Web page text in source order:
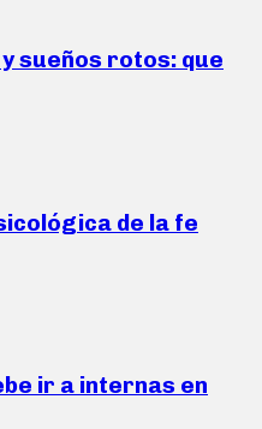
sueños rotos: que
de la fe
ir a internas en